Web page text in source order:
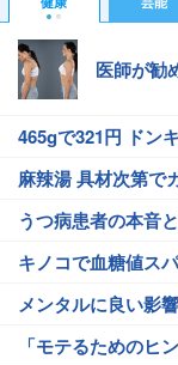
医師が勧
465gで321円 ドン
麻辣湯 具材次第で
うつ病患者の本音
キノコで血糖値ス
メンタルに良い影
「モテるためのヒ